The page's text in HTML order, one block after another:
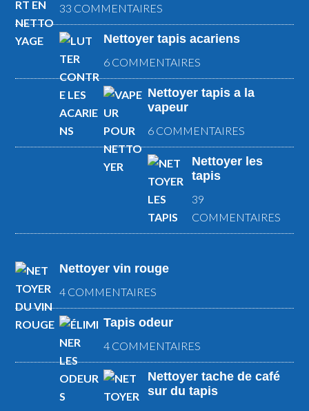
33 COMMENTAIRES
Nettoyer tapis acariens
6 COMMENTAIRES
Nettoyer tapis a la
vapeur
6 COMMENTAIRES
Nettoyer les
tapis
39
COMMENTAIRES
Nettoyer vin rouge
4 COMMENTAIRES
Tapis odeur
4 COMMENTAIRES
Nettoyer tache de café
sur du tapis